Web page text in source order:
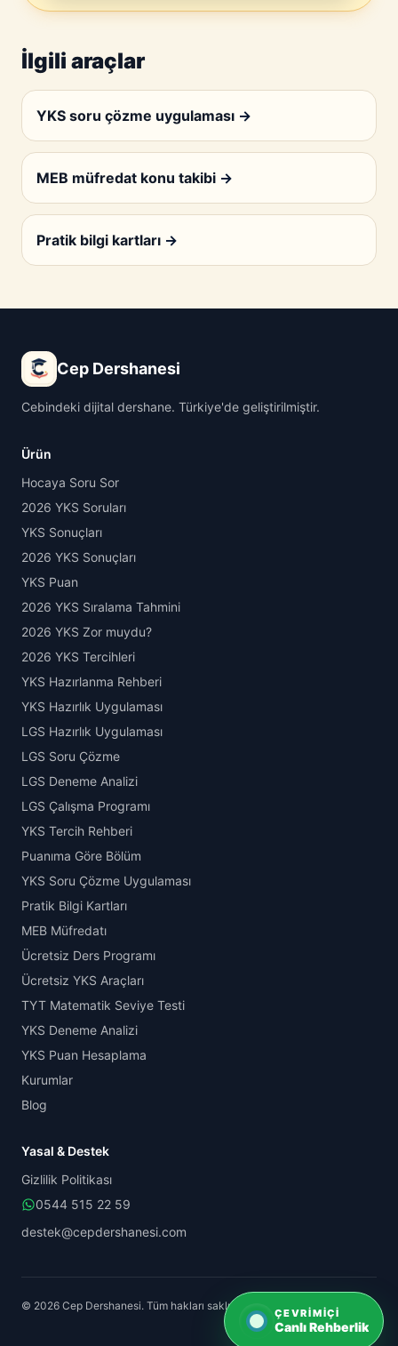
İlgili araçlar
YKS soru çözme uygulaması →
MEB müfredat konu takibi →
Pratik bilgi kartları →
Cep Dershanesi
Cebindeki dijital dershane. Türkiye'de geliştirilmiştir.
Ürün
Hocaya Soru Sor
2026 YKS Soruları
YKS Sonuçları
2026 YKS Sonuçları
YKS Puan
2026 YKS Sıralama Tahmini
2026 YKS Zor muydu?
2026 YKS Tercihleri
YKS Hazırlanma Rehberi
YKS Hazırlık Uygulaması
LGS Hazırlık Uygulaması
LGS Soru Çözme
LGS Deneme Analizi
LGS Çalışma Programı
YKS Tercih Rehberi
Puanıma Göre Bölüm
YKS Soru Çözme Uygulaması
Pratik Bilgi Kartları
MEB Müfredatı
Ücretsiz Ders Programı
Ücretsiz YKS Araçları
TYT Matematik Seviye Testi
YKS Deneme Analizi
YKS Puan Hesaplama
Kurumlar
Blog
Yasal & Destek
Gizlilik Politikası
0544 515 22 59
destek@cepdershanesi.com
© 2026 Cep Dershanesi. Tüm hakları saklıdır.
ÇEVRIMIÇI
Canlı Rehberlik